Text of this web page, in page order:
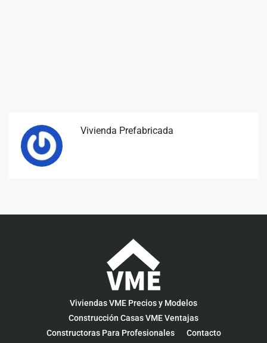
Vivienda Prefabricada
Viviendas VME Precios y Modelos
Construcción Casas VME Ventajas
Constructoras Para Profesionales
Contacto